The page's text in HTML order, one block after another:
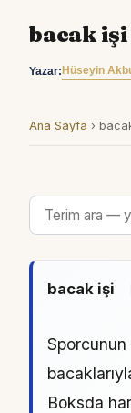
bacak işi
Yazar: Hüseyin
Ana Sayfa ›
bacak işi
Sporcunun
Boksda